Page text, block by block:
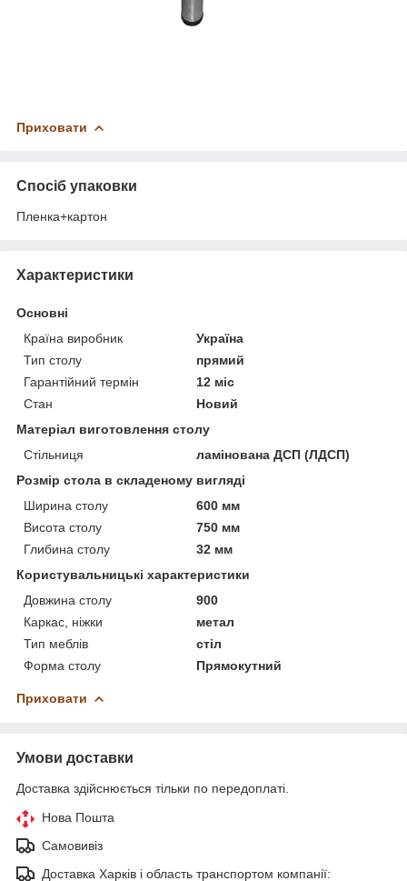
Приховати
Спосіб упаковки
Пленка+картон
Характеристики
Основні
Країна виробник
Україна
Тип столу
прямий
Гарантійний термін
12 міс
Стан
Новий
Матеріал виготовлення столу
Стільниця
ламінована ДСП (ЛДСП)
Розмір стола в складеному вигляді
Ширина столу
600 мм
Висота столу
750 мм
Глибина столу
32 мм
Користувальницькі характеристики
Довжина столу
900
Каркас, ніжки
метал
Тип меблів
стіл
Форма столу
Прямокутний
Приховати
Умови доставки
Доставка здійснюється тільки по передоплаті.
Нова Пошта
Самовивіз
Доставка Харків і область транспортом компанії: